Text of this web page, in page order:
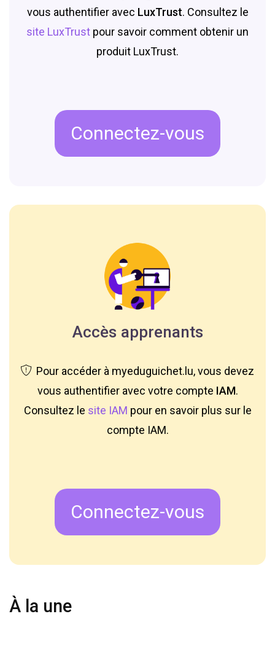
vous authentifier avec LuxTrust. Consultez le
site LuxTrust pour savoir comment obtenir un
produit LuxTrust.
Connectez-vous
Accès apprenants
Pour accéder à myeduguichet.lu, vous devez
vous authentifier avec votre compte IAM.
Consultez le site IAM pour en savoir plus sur le
compte IAM.
Connectez-vous
À la une